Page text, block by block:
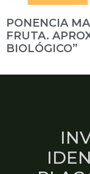
PONENCIA
FRUTA.
BIOLÓGICO”